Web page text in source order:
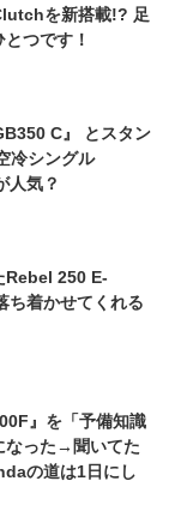
を新搭載!? 足
つです！
C』 とスタン
冷シングル
人気？
Rebel 250 E-
ち着かせてくれる
』を「予備知識
なった→聞いてた
の道は1日にし
象 編】